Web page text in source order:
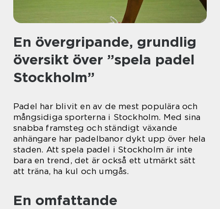
En övergripande, grundlig
översikt över ”spela padel
Stockholm”
Padel har blivit en av de mest populära och
mångsidiga sporterna i Stockholm. Med sina
snabba framsteg och ständigt växande
anhängare har padelbanor dykt upp över hela
staden. Att spela padel i Stockholm är inte
bara en trend, det är också ett utmärkt sätt
att träna, ha kul och umgås.
En omfattande